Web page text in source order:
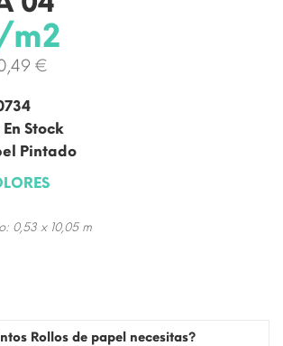
€
En Stock
Pintado
0,53 x 10,05 m
Rollos de papel necesitas?